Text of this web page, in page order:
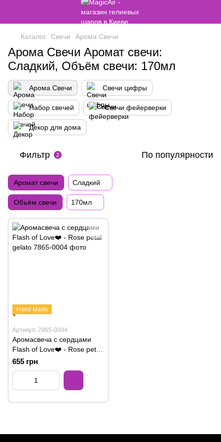
Каталог Свечи Арома Свечи
Арома Свечи Аромат свечи:
Сладкий, Объём свечи: 170мл
Арома Свечи Свечи цифры
Набор свечей Свечи фейерверки
Декор для дома
Фильтр 2 По популярности
Аромат свечи Сладкий
Объём свечи 170мл
Hand Made
Артикул: 7865-0004
Аромасвеча с сердцами
Flash of Love❤️ - Rose petal
gelato
655 грн